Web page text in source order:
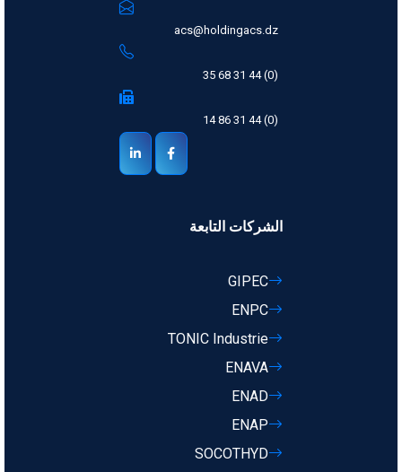
acs@holdingacs.dz
(0) 44 31 68 35
(0) 44 31 86 14
الشركات التابعة
GIPEC
ENPC
TONIC Industrie
ENAVA
ENAD
ENAP
SOCOTHYD